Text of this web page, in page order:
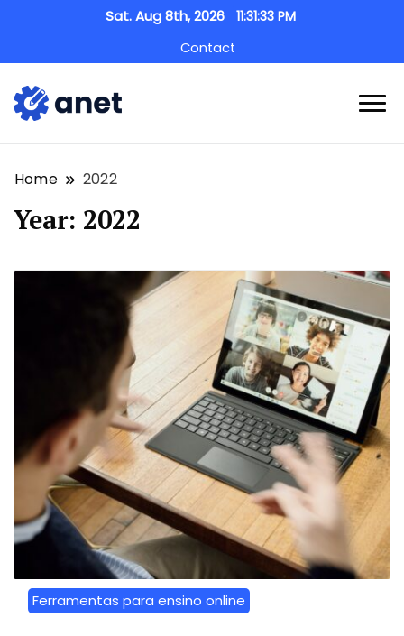
Sat. Aug 8th, 2026
11:31:34 PM
Contact
Home 2022
Year: 2022
Ferramentas para ensino online